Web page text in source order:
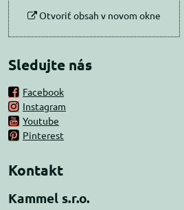
Otvoriť obsah v novom okne
Sledujte nás
Facebook
Instagram
Youtube
Pinterest
Kontakt
Kammel s.r.o.